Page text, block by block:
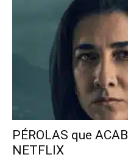
PÉROLAS que
NETFLIX